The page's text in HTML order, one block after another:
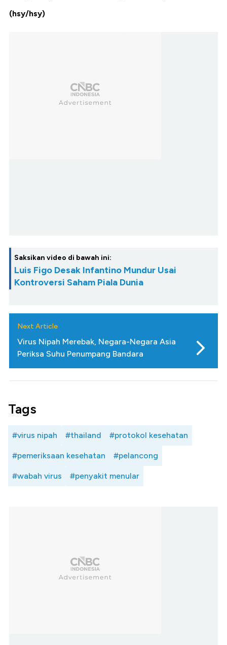
(hsy/hsy)
Saksikan video di bawah ini:
Luis Figo Desak Infantino Mundur Usai
Kontroversi Saham Piala Dunia
Next Article
Virus Nipah Merebak, Negara-Negara Asia
Periksa Suhu Penumpang Bandara
Tags
#virus nipah #thailand #protokol kesehatan
#pemeriksaan kesehatan #pelancong
#wabah virus #penyakit menular